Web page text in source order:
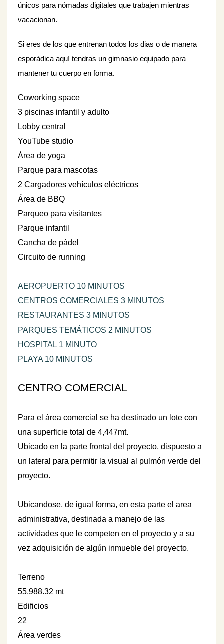
únicos para nómadas digitales que trabajen mientras
vacacionan.
Si eres de los que entrenan todos los dias o de manera
esporádica aquí tendras un gimnasio equipado para
mantener tu cuerpo en forma.
Coworking space
3 piscinas infantil y adulto
Lobby central
YouTube studio
Área de yoga
Parque para mascotas
2 Cargadores vehículos eléctricos
Área de BBQ
Parqueo para visitantes
Parque infantil
Cancha de pádel
Circuito de running
AEROPUERTO 10 MINUTOS
CENTROS COMERCIALES 3 MINUTOS
RESTAURANTES 3 MINUTOS
PARQUES TEMÁTICOS 2 MINUTOS
HOSPITAL 1 MINUTO
PLAYA 10 MINUTOS
CENTRO COMERCIAL
Para el área comercial se ha destinado un lote con
una superficie total de 4,447mt.
Ubicado en la parte frontal del proyecto, dispuesto a
un lateral para permitir la visual al pulmón verde del
proyecto.
Ubicandose, de igual forma, en esta parte el area
administrativa, destinada a manejo de las
actividades que le competen en el proyecto y a su
vez adquisición de algún inmueble del proyecto.
Terreno
55,988.32 mt
Edificios
22
Área verdes